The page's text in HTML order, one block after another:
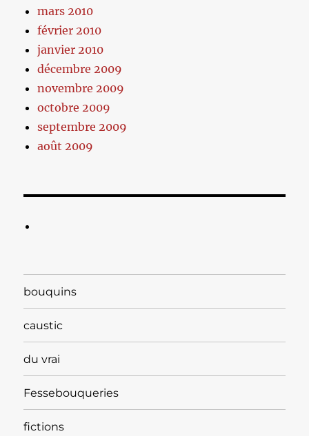
mars 2010
février 2010
janvier 2010
décembre 2009
novembre 2009
octobre 2009
septembre 2009
août 2009
bouquins
caustic
du vrai
Fessebouqueries
fictions